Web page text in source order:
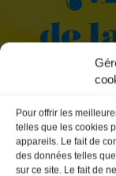
Pour offrir les
telles que les cookies
appareils. Le fait de
des données telles
sur ce site. Le fait de